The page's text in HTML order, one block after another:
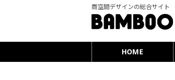
商空間デザインの総合サイト
HOME